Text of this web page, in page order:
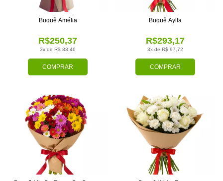
COMPRAR
3x de R$ 83,46
R$250,37
Buquê Amélia
COMPRAR
3x de R$ 97,72
R$293,17
Buquê Aylla